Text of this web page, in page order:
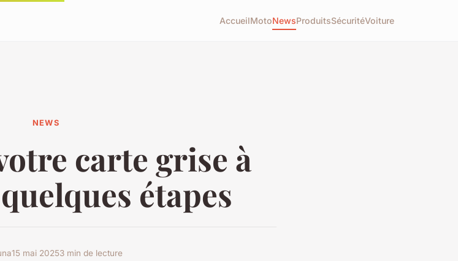
AccueilMotoNewsProduitsSécuritéVoiture
NEWS
carte grise à
étapes
15 mai 20253 min de lecture